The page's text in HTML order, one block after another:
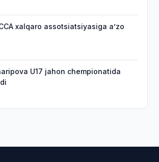
xalqaro assotsiatsiyasiga aʼzo
U17 jahon chempionatida